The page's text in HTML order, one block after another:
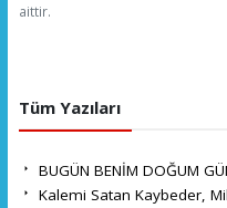
aittir.
Tüm Yazıları
BUGÜN BENİM DOĞUM
Kalemi Satan Kaybeder,